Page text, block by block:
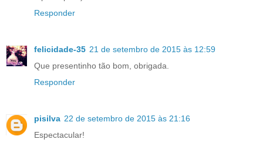
Responder
felicidade-35 21 de setembro de 2015 às 12:59
Que presentinho tão bom, obrigada.
Responder
pisilva 22 de setembro de 2015 às 21:16
Espectacular!